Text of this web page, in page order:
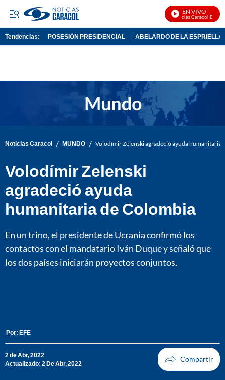
EN VIVO
Noticias Caracol En Vivo
Tendencias: POSESIÓN PRESIDENCIAL ABELARDO DE LA ESPRIELLA
Noticias Caracol / MUNDO / Volodímir Zelenski agradeció ayuda humanitaria
Volodímir Zelenski
agradeció ayuda
humanitaria de Colombia
En un trino, el presidente de Ucrania confirmó los
contactos con el mandatario Iván Duque y señaló que
los dos países iniciarán proyectos conjuntos.
Por: EFE
2 de Abr, 2022
Actualizado: 2 De Abr, 2022